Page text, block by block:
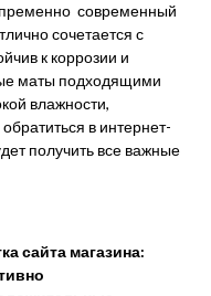
современный
сочетается с
к коррозии и
маты подходящими
влажности,
в интернет-
получить все важные
сайта магазина: